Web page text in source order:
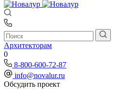
Архитекторам
0
8-800-600-72-87
info@novalur.ru
Обсудить проект